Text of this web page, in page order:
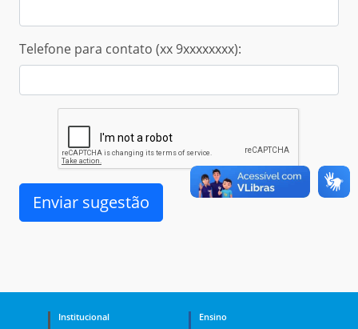
Telefone para contato (xx 9xxxxxxxx):
Institucional
Ensino